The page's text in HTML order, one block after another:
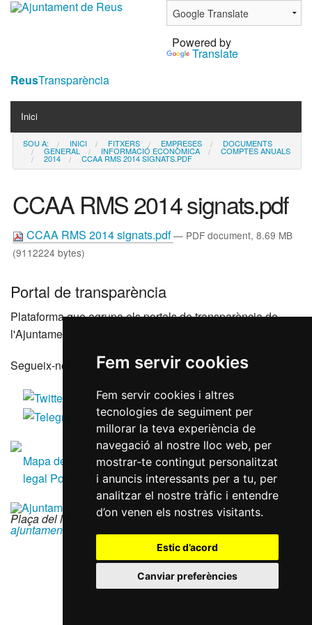
Fem servir cookies
Fem servir cookies i altres
tecnologies de seguiment per
millorar la teva experiència de
navegació al nostre lloc web, per
mostrar-te contingut personalitzat
i anuncis interessants per a tu, per
analitzar el nostre tràfic i entendre
d’on venen els nostres visitants.
Estic d’acord
Canviar preferències
Powered by
Translate
ReusTransparència
Navigation
Inici
Contacta
SOU A: INICI FITXERS EMPRESES DOCUMENTS
GENERAL INFORMACIÓ ECONÒMICA COMPTES ANUALS
2014 CCAA RMS 2014 SIGNATS.PDF
CCAA RMS 2014 signats.pdf
CCAA RMS 2014 signats.pdf— PDF document, 8.69 MB
(9112224 bytes)
Portal de transparència
Plataforma que agrupa els portals de transparència de
l'Ajuntament de Reus i les seves entitats dependents
Segueix-nos a les xarxes socials
Mapa del lloc AccessibilitatPolítica de galetes Avís
legal Política de privacitatRGPD
Plaça del Mercadal · 43201 Reus |977 010 010 |
ajuntament@reus.cat